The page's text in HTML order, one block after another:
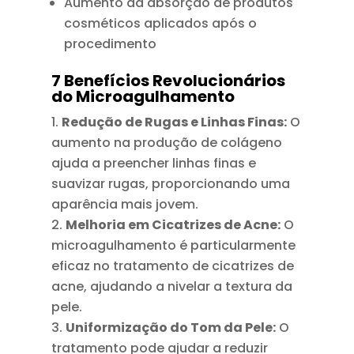
cosméticos aplicados após o
procedimento
7 Benefícios Revolucionários
do Microagulhamento
Redução de Rugas e Linhas Finas:O
aumento na produção de colágeno
ajuda a preencher linhas finas e
suavizar rugas, proporcionando uma
aparência mais jovem.
Melhoria em Cicatrizes de Acne:O
microagulhamento é particularmente
eficaz no tratamento de cicatrizes de
acne, ajudando a nivelar a textura da
pele.
Uniformização do Tom da Pele:O
tratamento pode ajudar a reduzir